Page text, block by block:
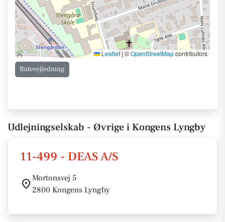
Leaflet | ©OpenStreetMapcontributors
Rutevejledning
Udlejningselskab - Øvrige i Kongens Lyngby
11-499 - DEAS A/S
Mortonsvej 5
2800 Kongens Lyngby